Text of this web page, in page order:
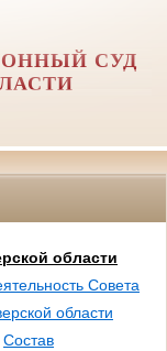
СУД
области
Совета
области
Состав